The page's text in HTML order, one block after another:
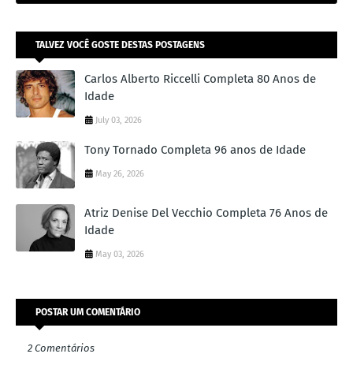
TALVEZ VOCÊ GOSTE DESTAS POSTAGENS
Carlos Alberto Riccelli Completa 80 Anos de
Idade
July 03, 2026
Tony Tornado Completa 96 anos de Idade
May 26, 2026
Atriz Denise Del Vecchio Completa 76 Anos de
Idade
May 03, 2026
POSTAR UM COMENTÁRIO
2 Comentários